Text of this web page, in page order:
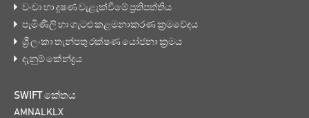
වංචා හා දූෂණ වැළැක්වීමේ ප්‍රතිපත්තිය
පැමිණිලි හා ගැටළු කළමනාකරණ ක්‍රමවේදය
ශ්‍රී ලංකා තැන්පතු රක්ෂණ යෝජනා ක්‍රමය
දැනුම් කේන්ද්‍රය
SWIFT කේතය
AMNALKLX